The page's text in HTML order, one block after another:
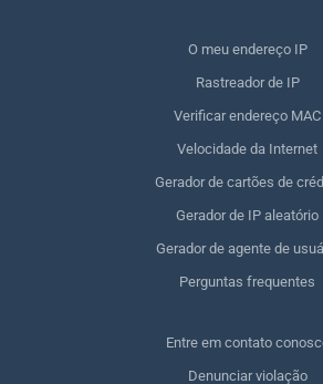
O meu endereço IP
Rastreador de IP
Verificar endereço MAC
Velocidade da Internet
Gerador de cartões de
Gerador de IP aleatório
Gerador de agente de
Perguntas frequentes
Entre em contato
Denunciar violação